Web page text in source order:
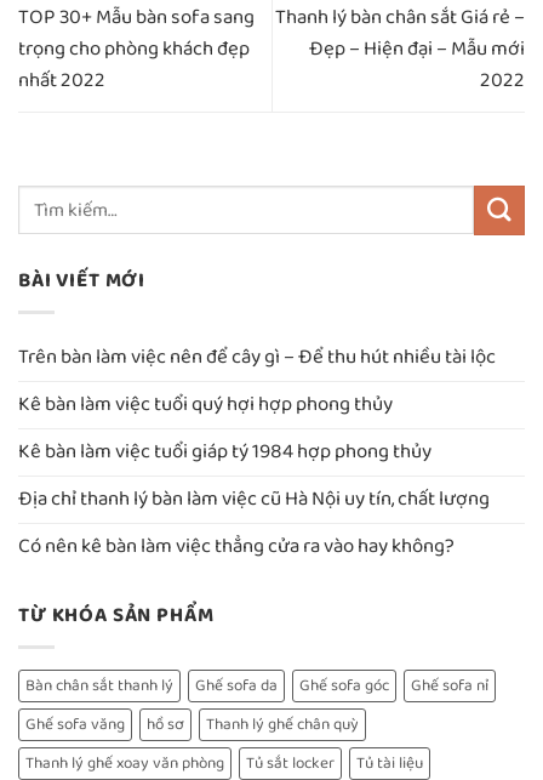
TOP 30+ Mẫu bàn sofa sang
trọng cho phòng khách đẹp
nhất 2022
Thanh lý bàn chân sắt Giá rẻ –
Đẹp – Hiện đại – Mẫu mới
2022
BÀI VIẾT MỚI
Trên bàn làm việc nên để cây gì – Để thu hút nhiều tài lộc
Kê bàn làm việc tuổi quý hợi hợp phong thủy
Kê bàn làm việc tuổi giáp tý 1984 hợp phong thủy
Địa chỉ thanh lý bàn làm việc cũ Hà Nội uy tín, chất lượng
Có nên kê bàn làm việc thẳng cửa ra vào hay không?
TỪ KHÓA SẢN PHẨM
Bàn chân sắt thanh lý Ghế sofa da Ghế sofa góc
Ghế sofa nỉ
Ghế sofa văng
hồ sơ
Thanh lý ghế chân quỳ
Thanh lý ghế xoay văn phòng
Tủ sắt locker
Tủ tài liệu